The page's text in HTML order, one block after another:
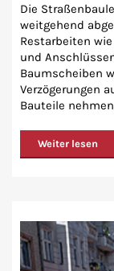
Die
weitgehend
Restarbeiten
und
Baumscheiben
Verzögerungen
Bauteile
Weiter lesen